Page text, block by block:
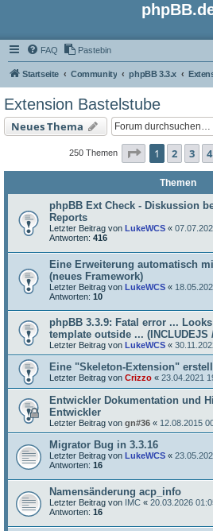
FAQ Pastebin
Startseite Community phpBB 3.3.x
Extension Bastelstube
Neues Thema
250 Themen Seite 1von 10
1 2 3 4
Themen
phpBB Ext Check - Diskussion
Reports
Letzter Beitrag von LukeWCS «
Antworten: 416
Eine Erweiterung automatisch
(neues Framework)
Letzter Beitrag von LukeWCS «
Antworten: 10
phpBB 3.3.9: Fatal error ...
template outside ... (INCLUDEJS
Letzter Beitrag von LukeWCS «
Eine "Skeleton-Extension"
Letzter Beitrag von Crizzo « 23.04.2021
Entwickler Dokumentation und
Entwickler
Letzter Beitrag von gn#36 « 12.08.2015
Migrator Bug in 3.3.16
Letzter Beitrag von LukeWCS «
Antworten: 16
Namensänderung acp_info
Letzter Beitrag von IMC « 20.03.2026
Antworten: 16